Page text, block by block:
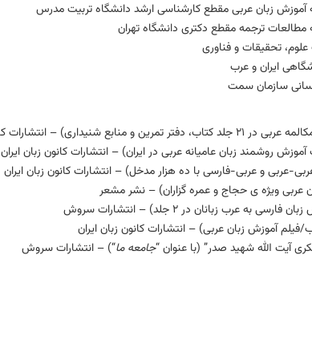
آموزش زبان عربی مقطع کارشناسی ارشد دانشگاه تربیت مدرس
ترجمه مقطع دکتری دانشگاه تهران
تحقیقات و فناوری
ایران و عرب
سازمان سمت
و منابع شنیداری) – انتشارات کانون زبان ایران
روشمند زبان عامیانه عربی در ایران) – انتشارات کانون زبان ایران
عربی و عربی-فارسی با ده هزار مدخل) – انتشارات کانون زبان ایران
عربی ویژه ی حجاج و عمره گزاران) – نشر مشعر
به عرب زبانان در ۲ جلد) – انتشارات سروش
آموزش زبان عربی) – انتشارات کانون زبان ایران
آیت الله شهید صدر” (با عنوان “جامعه ما“) – انتشارات سروش